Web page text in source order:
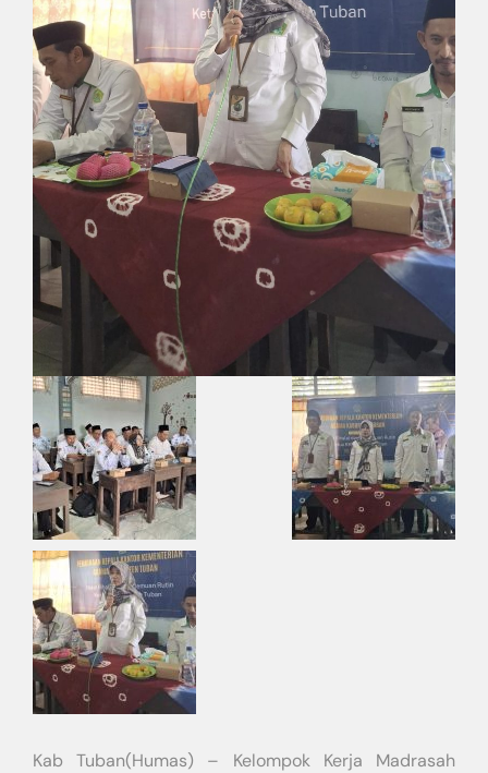
​Kab Tuban(Humas) – Kelompok Kerja Madrasah